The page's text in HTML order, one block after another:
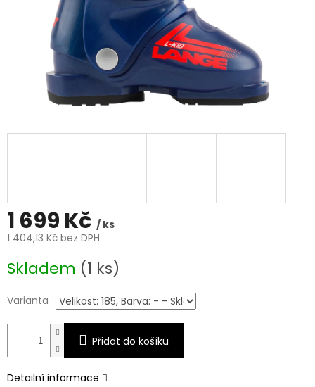
1 699 Kč / ks
1 404,13 Kč bez DPH
cena:
Skladem (1 ks)
Varianta
Přidat do košíku
Detailní informace